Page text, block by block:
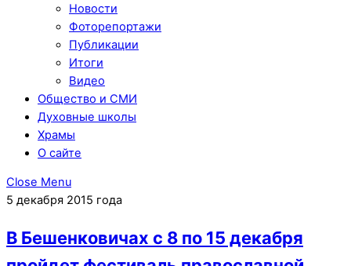
Новости
Фоторепортажи
Публикации
Итоги
Видео
Общество и СМИ
Духовные школы
Храмы
О сайте
Close Menu
5 декабря 2015 года
В Бешенковичах с 8 по 15 декабря